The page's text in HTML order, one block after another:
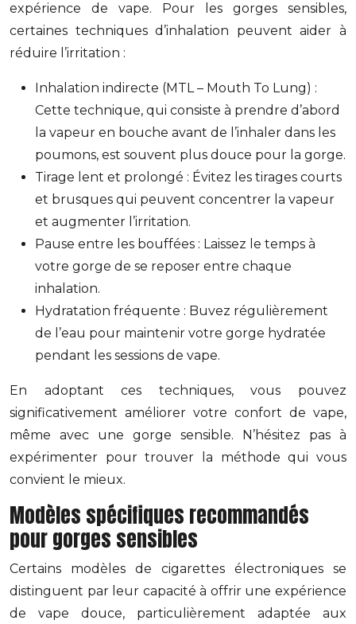
expérience de vape. Pour les gorges sensibles,
certaines techniques d’inhalation peuvent aider à
réduire l’irritation :
Inhalation indirecte (MTL – Mouth To Lung) :
Cette technique, qui consiste à prendre d’abord
la vapeur en bouche avant de l’inhaler dans les
poumons, est souvent plus douce pour la gorge.
Tirage lent et prolongé : Évitez les tirages courts
et brusques qui peuvent concentrer la vapeur
et augmenter l’irritation.
Pause entre les bouffées : Laissez le temps à
votre gorge de se reposer entre chaque
inhalation.
Hydratation fréquente : Buvez régulièrement
de l’eau pour maintenir votre gorge hydratée
pendant les sessions de vape.
En adoptant ces techniques, vous pouvez
significativement améliorer votre confort de vape,
même avec une gorge sensible. N’hésitez pas à
expérimenter pour trouver la méthode qui vous
convient le mieux.
Modèles spécifiques recommandés
pour gorges sensibles
Certains modèles de cigarettes électroniques se
distinguent par leur capacité à offrir une expérience
de vape douce, particulièrement adaptée aux